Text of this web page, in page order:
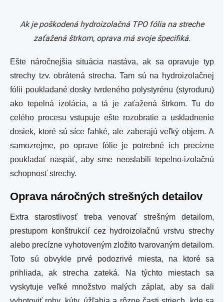
Ak je poškodená hydroizolačná TPO fólia na streche
zaťažená štrkom, oprava má svoje špecifiká.
Ešte náročnejšia situácia nastáva, ak sa opravuje typ
strechy tzv. obrátená strecha. Tam sú na hydroizolačnej
fólii poukladané dosky tvrdeného polystyrénu (styroduru)
ako tepelná izolácia, a tá je zaťažená štrkom. Tu do
celého procesu vstupuje ešte rozobratie a uskladnenie
dosiek, ktoré sú síce ľahké, ale zaberajú veľký objem. A
samozrejme, po oprave fólie je potrebné ich precízne
poukladať naspäť, aby sme neoslabili tepelno-izolačnú
schopnosť strechy.
Oprava náročných strešných detailov
Extra starostlivosť treba venovať strešným detailom,
prestupom konštrukcií cez hydroizolačnú vrstvu strechy
alebo precízne vyhotoveným zložito tvarovaným detailom.
Toto sú obvykle prvé podozrivé miesta, na ktoré sa
prihliada, ak strecha zateká. Na týchto miestach sa
vyskytuje veľké množstvo malých záplat, aby sa dali